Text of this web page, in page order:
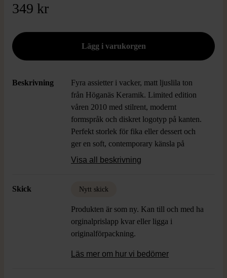
349 kr
Beskrivning
Fyra assietter i vacker, matt ljuslila ton
från Höganäs Keramik. Limited edition
våren 2010 med stilrent, modernt
formspråk och diskret logotyp på kanten.
Perfekt storlek för fika eller dessert och
ger en soft, contemporary känsla på
bordet.
Visa all beskrivning
Skick Nytt skick
Produkten är som ny. Kan till och med ha
orginalprislapp kvar eller ligga i
originalförpackning.
Läs mer om hur vi bedömer